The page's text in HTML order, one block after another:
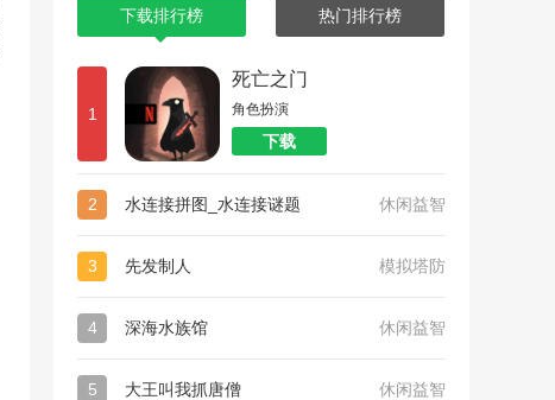
下载排行榜 热门排行榜
1
死亡之门
角色扮演
下载
2 水连接拼图_水连接谜题 休闲益智
3 先发制人 模拟塔防
4 深海水族馆 休闲益智
5 大王叫我抓唐僧 休闲益智